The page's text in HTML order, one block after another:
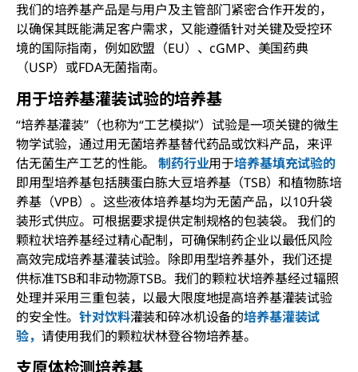
我们的培养基产品是与用户及主管部门紧密合作开发的，
以确保其既能满足客户需求，又能遵循针对关键及受控环
境的国际指南，例如欧盟（EU）、cGMP、美国药典
（USP）或FDA无菌指南。
用于培养基灌装试验的培养基
“培养基灌装”（也称为“工艺模拟”）试验是一项关键的微生
物学试验，通过用无菌培养基替代药品或饮料产品，来评
估无菌生产工艺的性能。制药行业用于培养基填充试验的
即用型培养基包括胰蛋白胨大豆培养基（TSB）和植物胨培
养基（VPB）。这些液体培养基均为无菌产品，以10升袋
装形式供应。可根据要求提供定制规格的包装袋。 我们的
颗粒状培养基经过精心配制，可确保制药企业以最低风险
高效完成培养基灌装试验。除即用型培养基外，我们还提
供标准TSB和非动物源TSB。我们的颗粒状培养基经过辐照
处理并采用三重包装，以最大限度地提高培养基灌装试验
的安全性。针对饮料灌装和碎冰机设备的培养基灌装试
验， 请使用我们的颗粒状林登谷物培养基。